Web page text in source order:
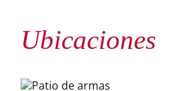
Ubicaciones